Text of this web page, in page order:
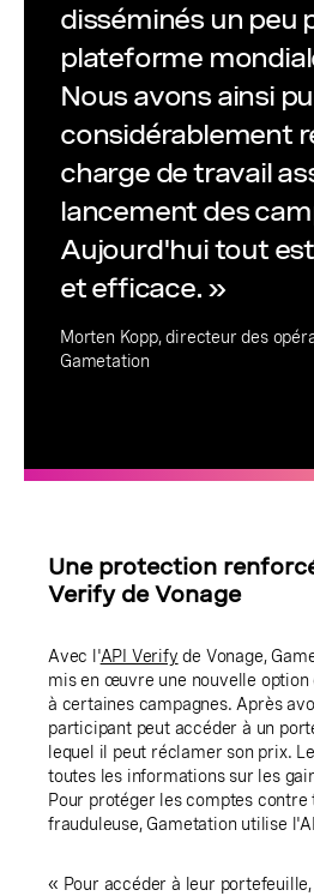
disséminés un peu
plateforme
Nous avons ainsi pu
considérablement
charge de travail
lancement des
Aujourd'hui tout
et efficace. »
Morten Kopp, directeur des
Gametation
Une protection
Verify de Vonage
Avec l'API Verify de Vonage,
mis en œuvre une nouvelle
à certaines campagnes. Après
participant peut accéder à un
lequel il peut réclamer son prix.
toutes les informations sur les
Pour protéger les comptes
frauduleuse, Gametation utilise
« Pour accéder à leur